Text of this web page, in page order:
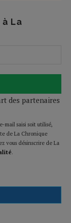
La
des partenaires
mail saisi soit utilisé,
de La Chronique
vous désinscrire de La
.